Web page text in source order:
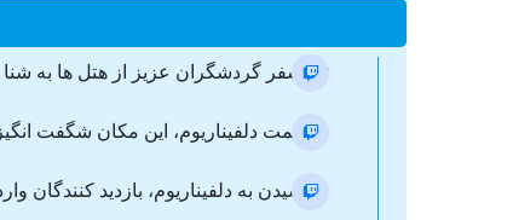
ترانسفر گردشگران عزیز از هتل ها به شنا
به سمت دلفیناریوم، این مکان شگفت
با رسیدن به دلفیناریوم، بازدید